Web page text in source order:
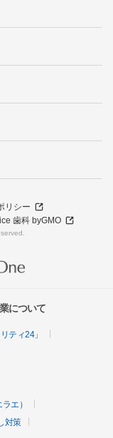
リシー
歯科 byGMO
について
ティ24」
エ）
対策